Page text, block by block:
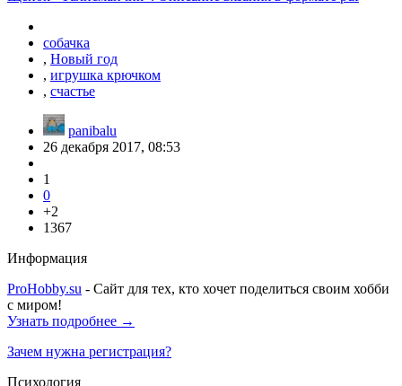
собачка
, Новый год
, игрушка крючком
, счастье
panibalu
26 декабря 2017, 08:53
1
0
+2
1367
Информация
ProHobby.su - Сайт для тех, кто хочет поделиться своим хобби
с миром!
Узнать подробнее →
Зачем нужна регистрация?
Психология